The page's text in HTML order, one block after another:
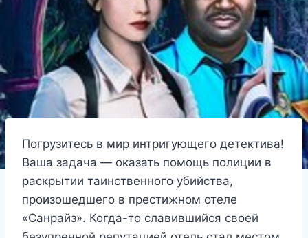
Погрузитесь в мир интригующего детектива!
Ваша задача — оказать помощь полиции в
раскрытии таинственного убийства,
произошедшего в престижном отеле
«Санрайз». Когда-то славившийся своей